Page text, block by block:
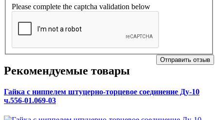
Please complete the captcha validation below
Отправить отзыв
Рекомендуемые товары
Гайка с ниппелем штуцерно-торцевое соединение Ду-10
ч.556-01.069-03